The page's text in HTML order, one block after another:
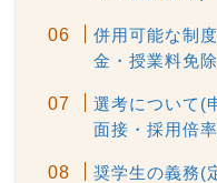
併用可能な制
金・授業料免
選考について(
面接・採用倍
奨学生の義務(